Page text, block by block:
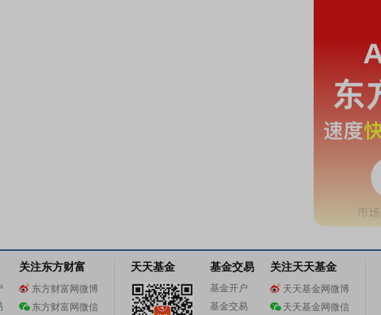
关注东方财富
东方财富网微博
东方财富网微信
天天基金 基金交易
基金开户
基金交易
关注天天基金
天天基金网微博
天天基金网微信